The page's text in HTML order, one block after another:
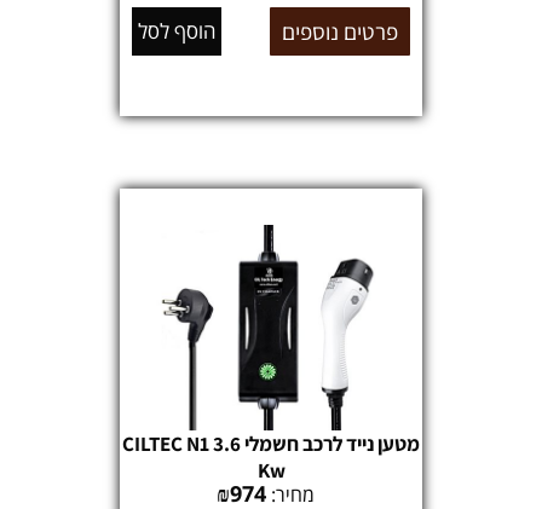
פרטים נוספים הוסף לסל
מטען נייד לרכב חשמלי CILTEC N1 3.6
Kw
מחיר:
₪974